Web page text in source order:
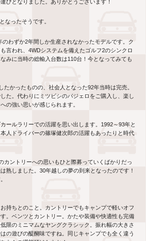
びとなりました。ありがとうございます！
なったそうです。
のわずか2年間しか生産されなかったモデルです。ク
言われ、 4WDシステムを備えたゴルフ2のシンクロ
みに当時の総輸入台数は110台！今となってみても
たかったものの、社会人となった92年当時は完売。
た。代わりにミツビシのパジェロをご購入し、楽し
の強い思いが感じられます。
ールラリーでの活躍を思い出します。 1992～93年と
人ドライバーの篠塚健次郎の活躍もあったりと時代
カントリーへの思いもひと際募っていくばかりだっ
熟しました。 30年越しの夢の到来となったのです！
持ちとのこと。カントリーでもキャンプで軽いオフ
。ベンツとカントリー。かたや装備や快適性も完備
限のミニマムなヤングクラシック。振れ幅の大きさ
の遊びの醍醐味ですね。同じキャンプでも全く違う